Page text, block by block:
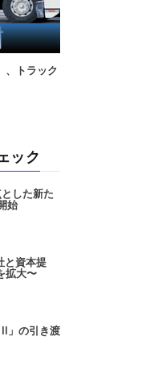
、トラック
ック
した新た
始
と資本提
拡大〜
」の引き渡